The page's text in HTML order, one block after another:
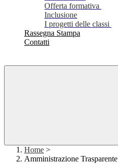
Offerta formativa
Inclusione
I progetti delle classi
Rassegna Stampa
Contatti
Home >
Amministrazione Trasparente